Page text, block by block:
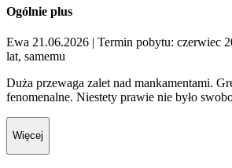
Ogólnie plus
Ewa 21.06.2026 | Termin pobytu: czerwiec
lat, samemu
Duża przewaga zalet nad mankamentami.
fenomenalne. Niestety prawie nie było
Więcej